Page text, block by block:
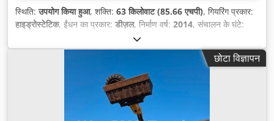
स्थिति:उपयोग किया हुआ, शक्ति: 63 किलोवाट (85.66 एचपी), गियरिंग प्रकार:
हाइड्रोस्टेटिक, ईंधन का प्रकार: डीज़ल, निर्माण वर्ष: 2014, संचालन के घंटे:
JCB5AAWGA02338172
छोटा विज्ञापन